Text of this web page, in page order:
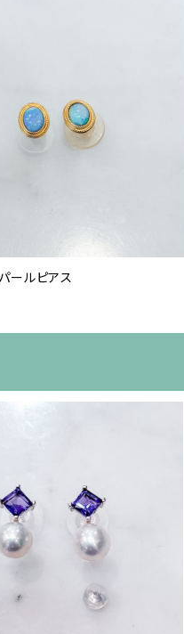
ールピアス